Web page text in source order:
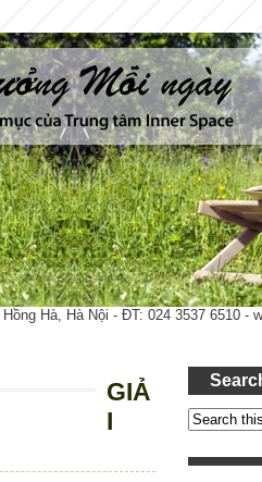
Hà, Hà Nội - ĐT: 024 3537 6510 -
GIẢ
I